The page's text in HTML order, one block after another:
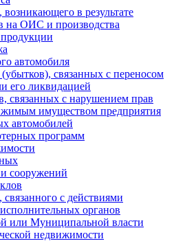
в результате
на ОИС и производства
автомобиля
связанных с переносом
его ликвидацией
связанных с нарушением прав
имуществом предприятия
автомобилей
программ
сооружений
с действиями
органов
или Муниципальной власти
недвижимости